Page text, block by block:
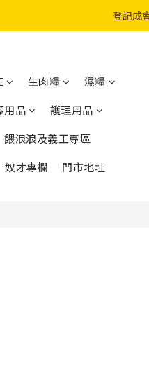
購物滿$300免費
登記成
生肉糧
濕糧
用品
護理用品
餵浪浪及義工專區
奴才專欄 門市地址